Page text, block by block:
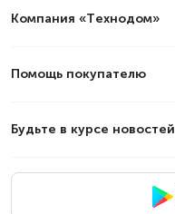
Компания «Технодом»
Помощь покупателю
Будьте в курсе новостей